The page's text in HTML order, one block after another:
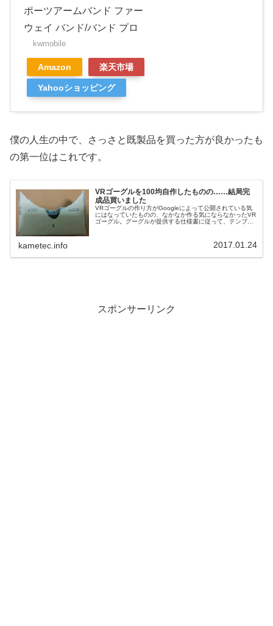
ポーツアームバンド ファー
ウェイ バンド/バンド プロ
kwmobile
Amazon 楽天市場
Yahooショッピング
僕の人生の中で、さっさと既製品を買った方が良かったも
の第一位はこれです。
VRゴーグルを100均自作したものの……結局完
成品買いました
VRゴーグルの作り方がGoogleによって公開されている気
にはなっていたものの、なかなか作る気にならなかったVR
ゴーグル。グーグルが提供する仕様書に従って、テンプレ
kametec.info 2017.01.24
スポンサーリンク